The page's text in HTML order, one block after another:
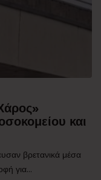
και
βρετανικά μέσα
για...